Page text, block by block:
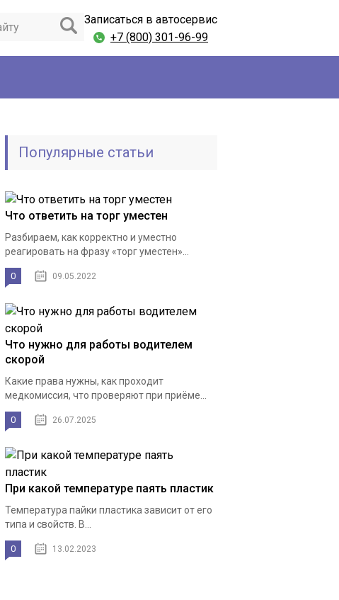
Записаться в автосервис
+7 (800) 301-96-99
Популярные статьи
Что ответить на торг уместен
Разбираем, как корректно и уместно
реагировать на фразу «торг уместен»...
0 09.05.2022
Что нужно для работы водителем
скорой
Какие права нужны, как проходит
медкомиссия, что проверяют при приёме...
0 26.07.2025
При какой температуре паять пластик
Температура пайки пластика зависит от его
типа и свойств. В...
0 13.02.2023